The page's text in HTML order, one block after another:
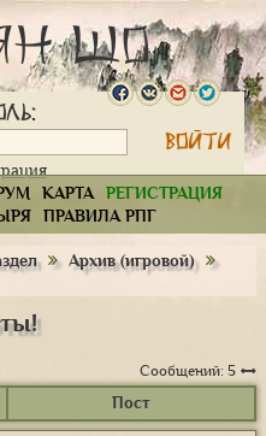
Шо
КАРТА
РЕГИСТРАЦИЯ
ПРАВИЛА РПГ
Архив (игровой)
Сообщений: 5
Пост